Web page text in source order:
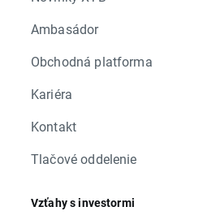
Ambasádor
Obchodná platforma
Kariéra
Kontakt
Tlačové oddelenie
Vzťahy s investormi